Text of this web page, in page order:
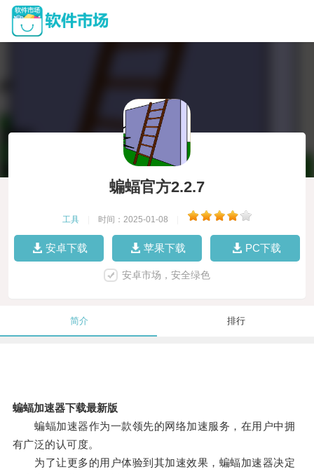
蝙蝠官方2.2.7
工具 时间：2025-01-08
安卓下载 苹果下载 PC下载
安卓市场，安全绿色
简介 排行
蝙蝠加速器下载最新版
蝙蝠加速器作为一款领先的网络加速服务，在用户中拥
有广泛的认可度。
为了让更多的用户体验到其加速效果，蝙蝠加速器决定